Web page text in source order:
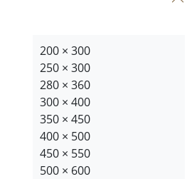
200 × 300
250 × 300
280 × 360
300 × 400
350 × 450
400 × 500
450 × 550
500 × 600